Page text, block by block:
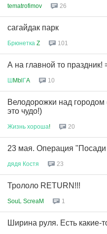
tematrofimov 26
сагайдак парк
Брюнетка Z 101
А на главной то праздник!
ШMblГA 10
Велодорожки над
это чудо!)
Жизнь хороша! 20
23 мая. Операция "Посади
дядя Костя 23
Трололо RETURN!!!
SouL ScreaM 1
Ширина руля. Есть какие-